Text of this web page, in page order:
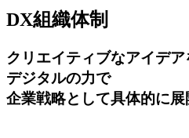
DX組織体制
クリエイティブなアイデア
デジタルの力で
企業戦略として具体的に展